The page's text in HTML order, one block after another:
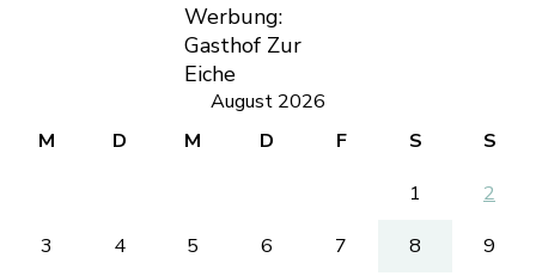
Werbung:
Gasthof Zur
Eiche
August 2026
M
D M D F S
S
1
2
3
4 5 6 7 8
9